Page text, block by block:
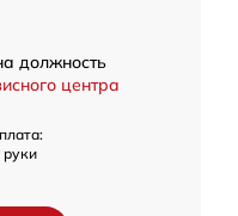
должность
центра
руки